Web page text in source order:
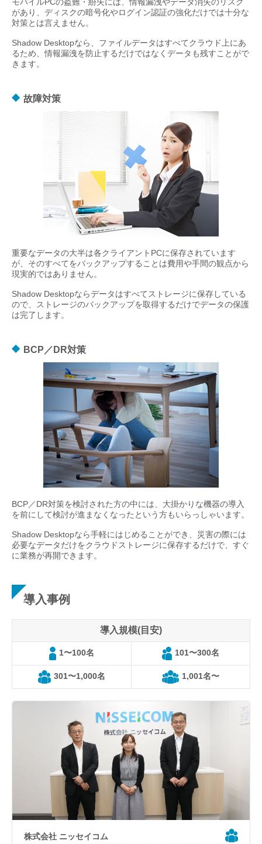
があり、ディスクの暗号化やログイン認証の強化だけでは十分な
対策とは言えません。
Shadow Desktopなら、ファイルデータはすべてクラウド上にあ
るため、情報漏洩を防止するだけではなくデータも残すことがで
きます。
故障対策
重要なデータの大半は各クライアントPCに保存されています
が、そのすべてをバックアップすることは費用や手間の観点から
現実的ではありません。
Shadow Desktopならデータはすべてストレージに保存している
ので、ストレージのバックアップを取得するだけでデータの保護
は完了します。
BCP／DR対策
BCP／DR対策を検討された方の中には、大掛かりな機器の導入
を前にして検討が進まなくなったという方もいらっしゃいます。
Shadow Desktopなら手軽にはじめることができ、災害の際には
必要なデータだけをクラウドストレージに保存するだけで、すぐ
に業務が再開できます。
導入事例
導入規模(目安)
1〜100名 101〜300名
301〜1,000名 1,001名〜
株式会社 ニッセイコム